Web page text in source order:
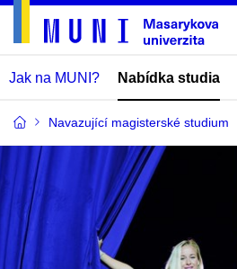
Jak na MUNI? Nabídka studia
Navazující magisterské studium